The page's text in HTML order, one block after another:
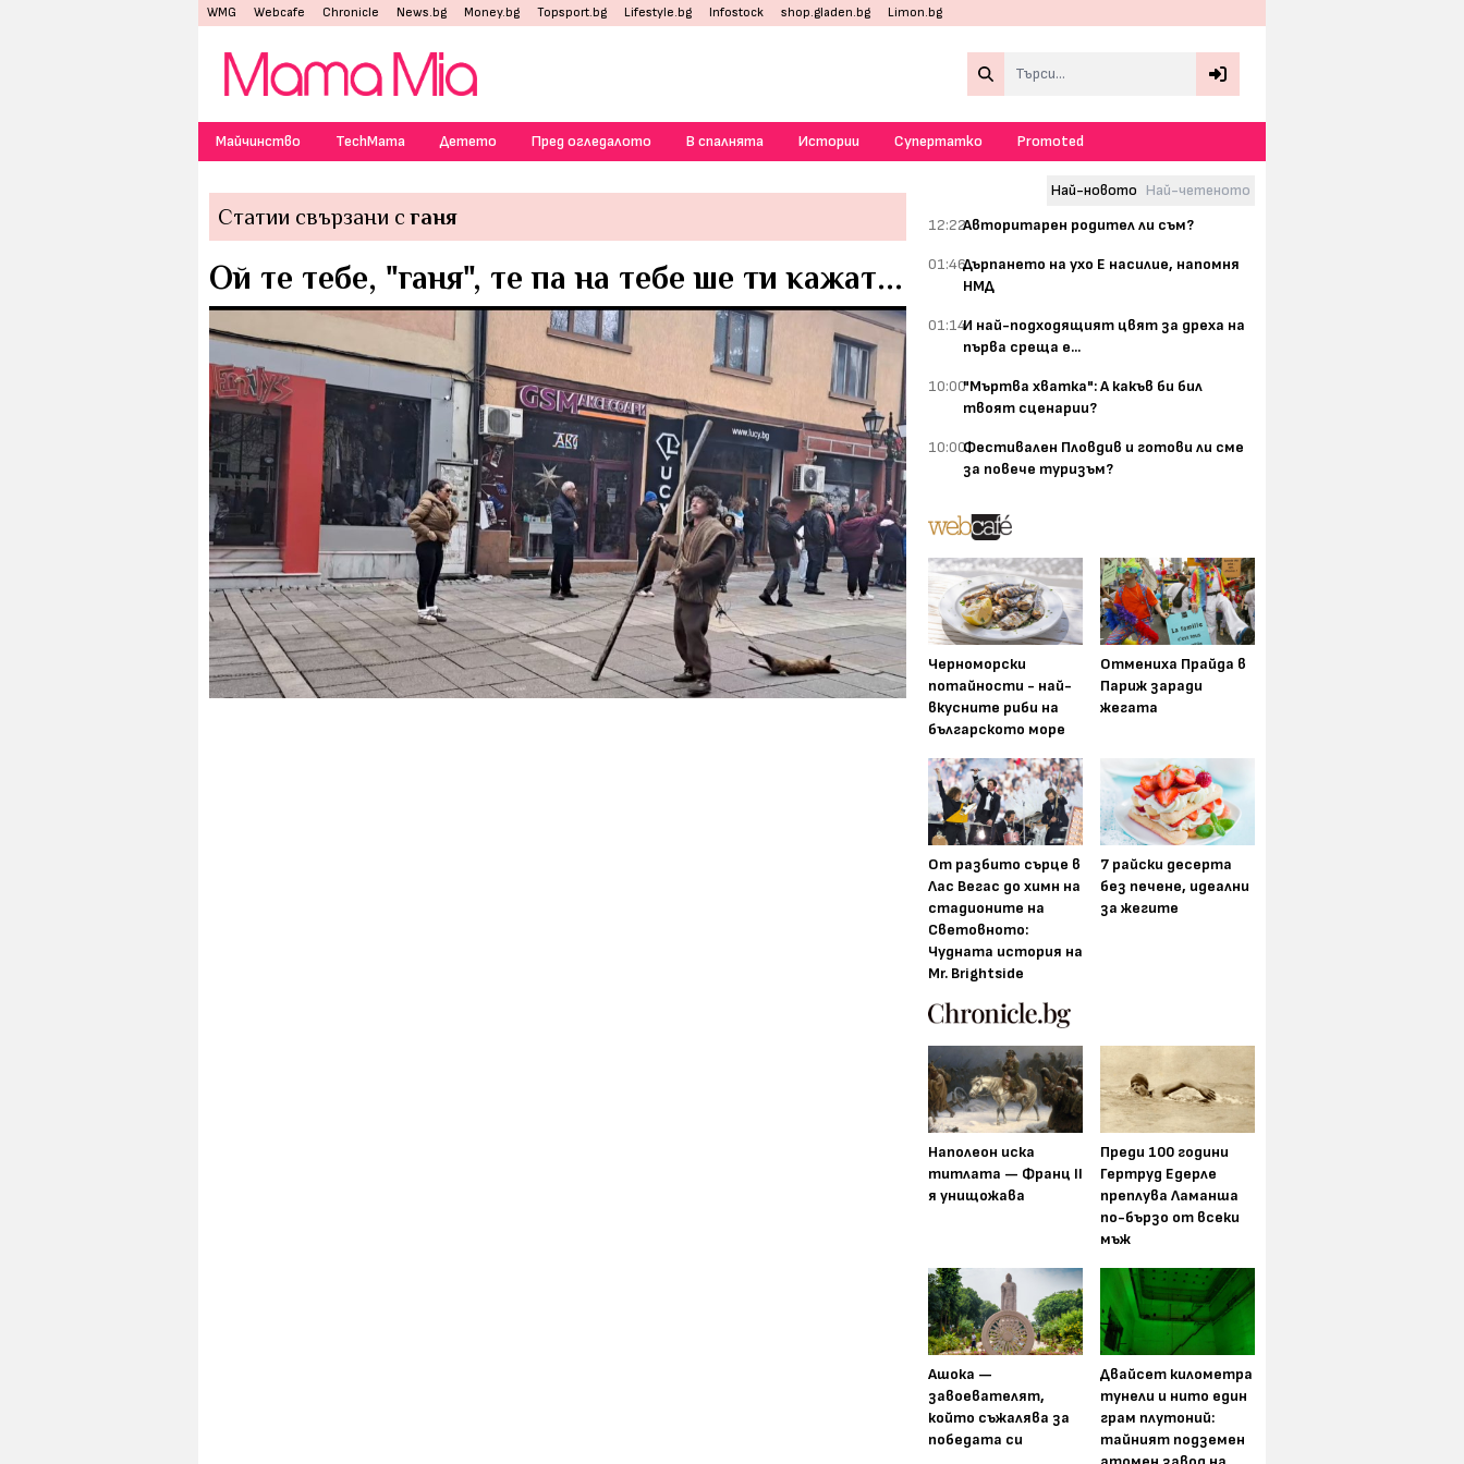
WMG Webcafe Chronicle News.bg Money.bg Topsport.bg Lifestyle.bg Infostock shop.gladen.bg Limon.bg
Майчинство TechMama Детето Пред огледалото В спалнята Истории Супертатко Promoted
Статии свързани сганя
Ой те тебе, "ганя", те па на тебе ше ти кажат...
Най-новото Най-четеното
12:22Авторитарен родител ли съм?
01:46Дърпането на ухо Е насилие, напомня
НМД
01:14И най-подходящият цвят за дреха на
първа среща е...
10:00"Мъртва хватка": А какъв би бил
твоят сценарии?
10:00Фестивален Пловдив и готови ли сме
за повече туризъм?
Черноморски
потайности - най-
вкусните риби на
българското море
Отмениха Прайда в
Париж заради
жегата
От разбито сърце в
Лас Вегас до химн на
стадионите на
Световното:
Чудната история на
Mr. Brightside
7 райски десерта
без печене, идеални
за жегите
Наполеон иска
титлата — Франц II
я унищожава
Преди 100 години
Гертруд Едерле
преплува Ламанша
по-бързо от всеки
мъж
Ашока —
завоевателят,
който съжалява за
победата си
Двайсет километра
тунели и нито един
грам плутоний:
тайният подземен